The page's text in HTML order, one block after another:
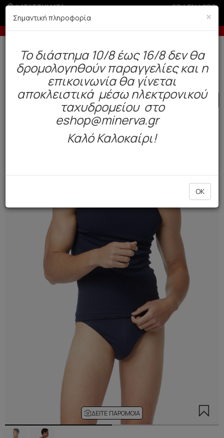
ΚΑΤΑΣΤΗΜΑΤΑ GR|EN|SRB
άνω των 200€ σε περίοδο εκπτώσεων Έως 6
Δωρεάν αποστολή άνω των 49€. Παράδοση σε 3-5 εργάσιμες.
Ανδρας Εσώρουχα Φανέλα
SALE
ΔΕΊΤΕ ΠΑΡΌΜΟΙΑ
×
Σημαντική πληροφορία
To διάστημα 10/8 έως 16/8 δεν θα
δρομολογηθούν παραγγελίες και η
επικοινωνία θα γίνεται
αποκλειστικά μέσω ηλεκτρονικού
ταχυδρομείου στο
eshop@minerva.gr
Καλό Καλοκαίρι!
OK